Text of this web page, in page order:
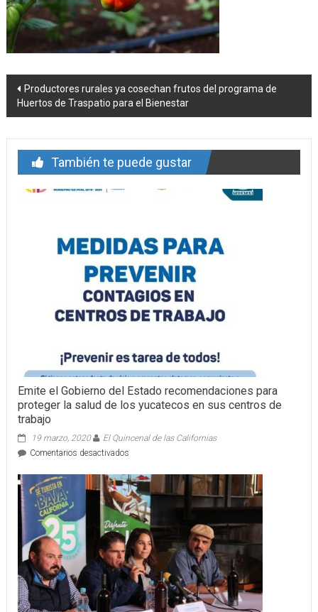
Navegación
de
entrada
Productores rurales ya cosechan frutos del programa de
Huertos de Traspatio para el Bienestar
También te puede gustar
Emite el Gobierno del Estado recomendaciones para
proteger la salud de los yucatecos en sus centros de
trabajo
19 marzo, 2020
El Quincenal de las Californias
Comentarios desactivadosen
el
Gobierno
del
Estado
recomendaciones
para
proteger
la
salud
de
los